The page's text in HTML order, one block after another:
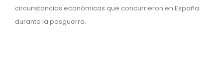
circunstancias económicas que concurrieron en España
durante la posguerra.